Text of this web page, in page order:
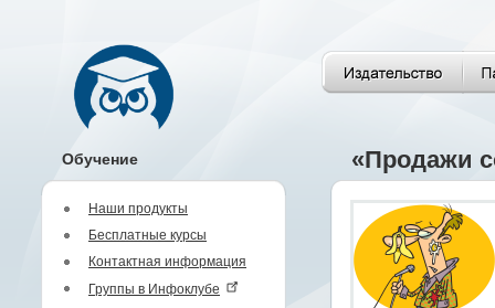
Обучение
Наши продукты
Бесплатные курсы
Контактная информация
Группы в Инфоклубе
«Продажи